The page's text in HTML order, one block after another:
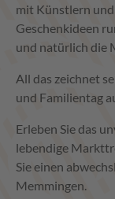
mit Künstlern
Geschenkideen
und natürlich die
All das zeichnet
und Familientag
Erleben Sie das
lebendige
Sie einen
Memmingen.